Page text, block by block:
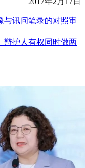
与讯问笔录的对照审
护人有权同时做两